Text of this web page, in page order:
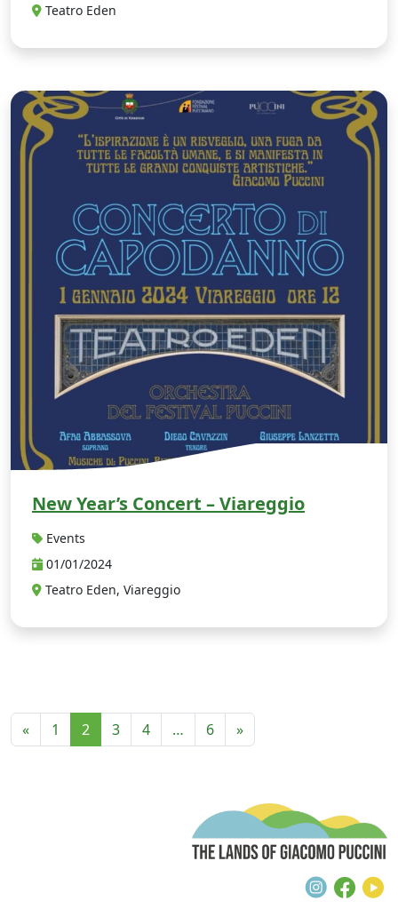
Teatro Eden
New Year’s Concert – Viareggio
Events
01/01/2024
Teatro Eden, Viareggio
« 1 2 3 4 … 6 »